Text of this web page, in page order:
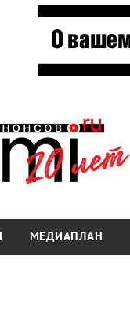
МЕДИАПЛАН